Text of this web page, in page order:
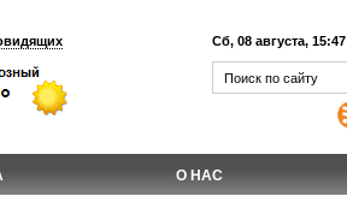
Сб, 08 августа, 15:47
О НАС